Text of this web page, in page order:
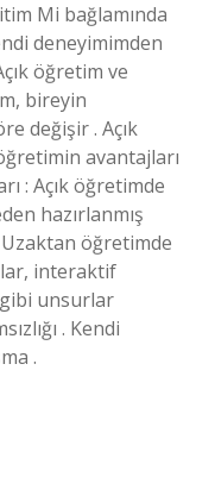
Mi bağlamında
deneyimimden
öğretim ve
bireyin
değişir . Açık
avantajları
: Açık öğretimde
hazırlanmış
öğretimde
interaktif
unsurlar
. Kendi
.